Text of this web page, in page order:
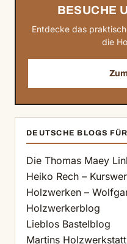
BESUCHE
Entdecke das
die
DEUTSCHE BLOGS
Die Thomas Maey
Heiko Rech –
Holzwerken –
Holzwerkerblog
Lieblos Bastelblog
Martins Holzwerkstatt